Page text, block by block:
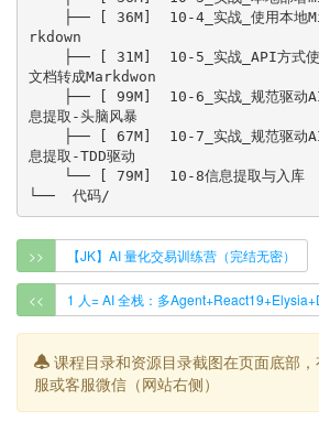
rkdown
文档转成Markdwon
息提取-头脑风暴
息提取-TDD驱动
>> 【JK】AI 量化交易训练营（完结无密）
<< 1 人= AI 全栈：多
课程目录和资源目录截图在页面底部
服或客服微信（网站右侧）